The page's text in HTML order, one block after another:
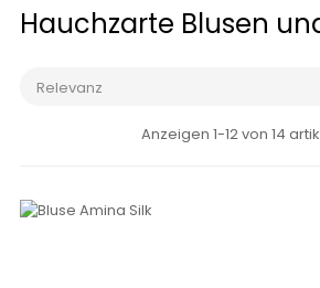
Hauchzarte Blusen
Relevanz
Anzeigen 1-12 von 14